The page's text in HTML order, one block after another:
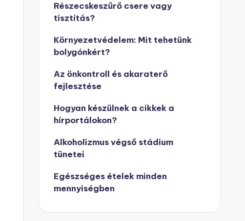
Részecskeszűrő csere vagy
tisztítás?
Környezetvédelem: Mit tehetünk
bolygónkért?
Az önkontroll és akaraterő
fejlesztése
Hogyan készülnek a cikkek a
hírportálokon?
Alkoholizmus végső stádium
tünetei
Egészséges ételek minden
mennyiségben